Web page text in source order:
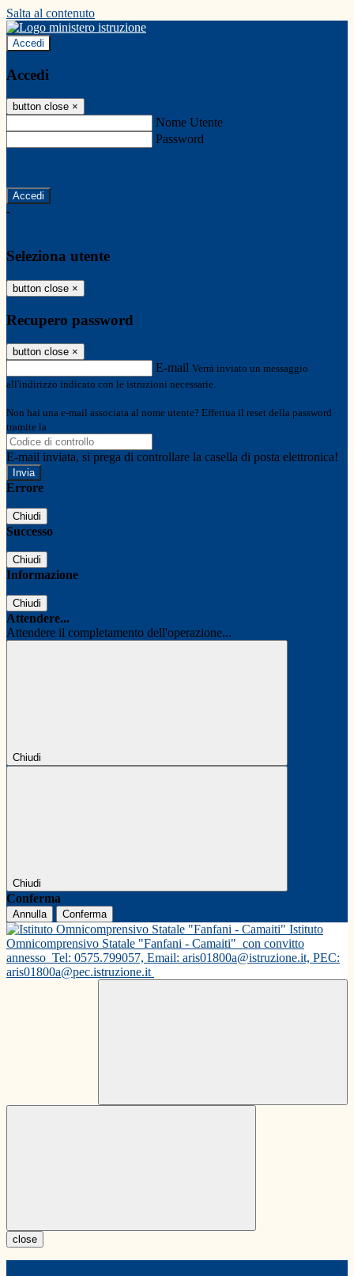
Salta al contenuto
Accedi
Accedi
button close ×
Nome Utente
Password
-
Seleziona utente
button close ×
Recupero password
button close ×
E-mail Verrà inviato un messaggio
all'indirizzo indicato con le istruzioni necessarie.
Non hai una e-mail associata al nome utente? Effettua il reset della password
tramite la
E-mail inviata, si prega di controllare la casella di posta elettronica!
Errore
Chiudi
Successo
Chiudi
Informazione
Chiudi
Attendere...
Attendere il completamento dell'operazione...
Chiudi
Chiudi
Conferma
Annulla Conferma
Istituto
Omnicomprensivo Statale "Fanfani - Camaiti" con convitto
annesso Tel: 0575.799057, Email: aris01800a@istruzione.it, PEC:
aris01800a@pec.istruzione.it
close